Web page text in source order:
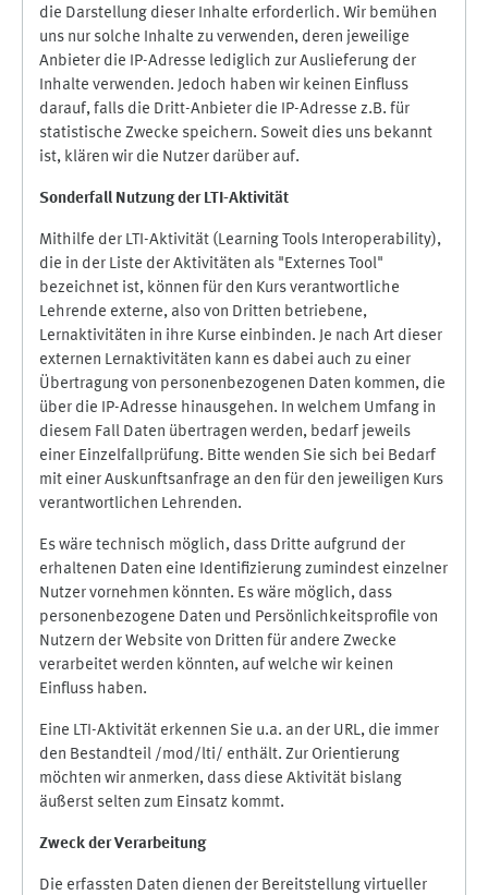
die Darstellung dieser Inhalte erforderlich. Wir bemühen
uns nur solche Inhalte zu verwenden, deren jeweilige
Anbieter die IP-Adresse lediglich zur Auslieferung der
Inhalte verwenden. Jedoch haben wir keinen Einfluss
darauf, falls die Dritt-Anbieter die IP-Adresse z.B. für
statistische Zwecke speichern. Soweit dies uns bekannt
ist, klären wir die Nutzer darüber auf.
Sonderfall Nutzung der LTI-Aktivität
Mithilfe der LTI-Aktivität (Learning Tools Interoperability),
die in der Liste der Aktivitäten als "Externes Tool"
bezeichnet ist, können für den Kurs verantwortliche
Lehrende externe, also von Dritten betriebene,
Lernaktivitäten in ihre Kurse einbinden. Je nach Art dieser
externen Lernaktivitäten kann es dabei auch zu einer
Übertragung von personenbezogenen Daten kommen, die
über die IP-Adresse hinausgehen. In welchem Umfang in
diesem Fall Daten übertragen werden, bedarf jeweils
einer Einzelfallprüfung. Bitte wenden Sie sich bei Bedarf
mit einer Auskunftsanfrage an den für den jeweiligen Kurs
verantwortlichen Lehrenden.
Es wäre technisch möglich, dass Dritte aufgrund der
erhaltenen Daten eine Identifizierung zumindest einzelner
Nutzer vornehmen könnten. Es wäre möglich, dass
personenbezogene Daten und Persönlichkeitsprofile von
Nutzern der Website von Dritten für andere Zwecke
verarbeitet werden könnten, auf welche wir keinen
Einfluss haben.
Eine LTI-Aktivität erkennen Sie u.a. an der URL, die immer
den Bestandteil /mod/lti/ enthält. Zur Orientierung
möchten wir anmerken, dass diese Aktivität bislang
äußerst selten zum Einsatz kommt.
Zweck der Verarbeitung
Die erfassten Daten dienen der Bereitstellung virtueller